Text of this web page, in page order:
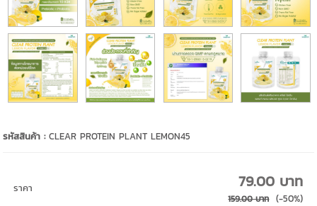
รหัสสินค้า :CLEAR PROTEIN PLANT LEMON45
ราคา 79.00 บาท
159.00 บาท (-50%)